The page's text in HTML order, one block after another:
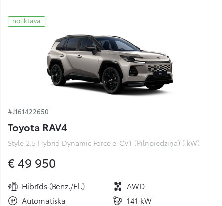
noliktavā
#J161422650
Toyota RAV4
Style 2.5 Hybrid Dynamic Force e-CVT (Pilnpiedziņa) ( kW)
€ 49 950
Hibrīds (Benz./El.)
AWD
Automātiskā
141 kW